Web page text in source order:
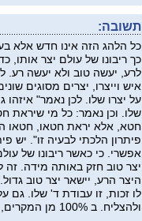
תשובה:
כל הלהג הזה אינו חדש אלא
כך ריבונו של עולם יצר אותו,
לרע, יעשה טוב ולא יעשה רע.
איש וייצרו, יצרים מסוגים
על יצרו שלו. לכן נאמר" איזהו
שלו. וכן נאמר: כל מי שיראת
חטא, אלא יראת חטאו, חטאו
פיתרון הלכתי לבעיה זו". יש
אפשרי. כי כאשר ריבונו של
יצר טוב חזק באותה מידה. זה
היצר הרע, יישאר יצר טוב
לו זכות, זו עבודת ד' שלו. גם
ולהצליח. ב 100% מן המקרים, בדוק ומנוסה.